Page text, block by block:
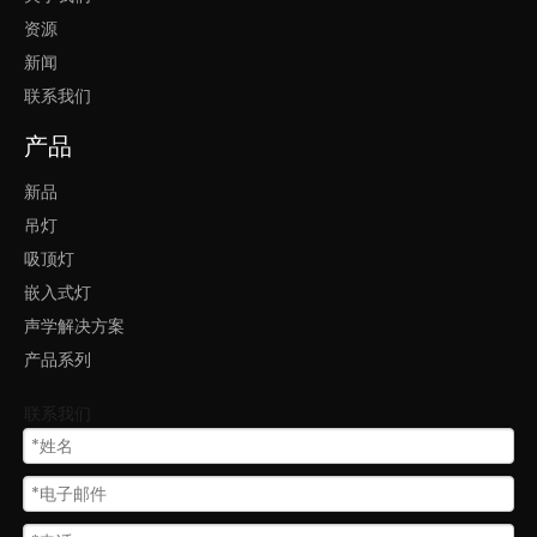
资源
新闻
联系我们
产品
新品
吊灯
吸顶灯
嵌入式灯
声学解决方案
产品系列